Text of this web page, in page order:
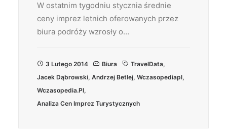
W ostatnim tygodniu stycznia średnie
ceny imprez letnich oferowanych przez
biura podróży wzrosły o…
3 Lutego 2014 Biura TravelData,
Jacek Dąbrowski, Andrzej Betlej, Wczasopediapl,
Wczasopedia.pl,
Analiza Cen Imprez Turystycznych